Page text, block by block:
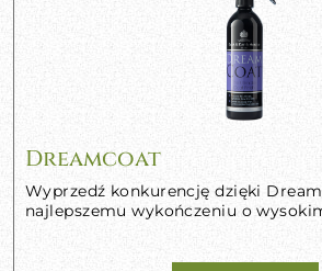
Dreamcoat
Wyprzedź konkurencję dzięki
najlepszemu wykończeniu o